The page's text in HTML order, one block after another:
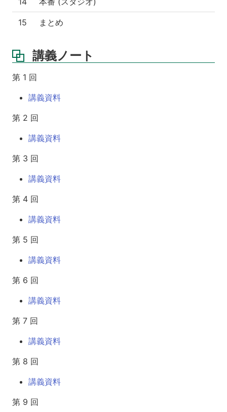
15 まとめ
講義ノート
第 1 回
講義資料
第 2 回
講義資料
第 3 回
講義資料
第 4 回
講義資料
第 5 回
講義資料
第 6 回
講義資料
第 7 回
講義資料
第 8 回
講義資料
第 9 回